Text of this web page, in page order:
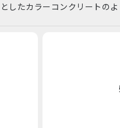
したカラーコンクリートの